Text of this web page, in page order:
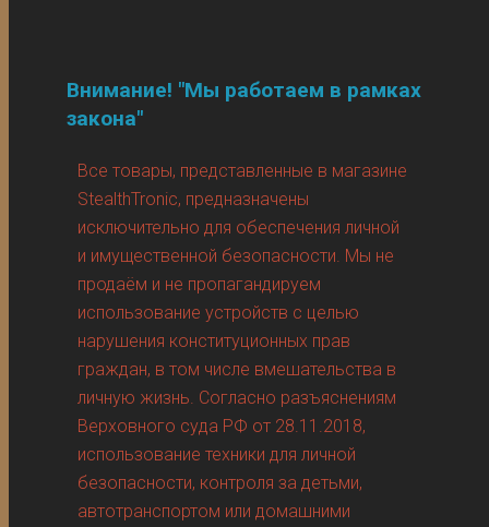
Внимание! "Мы работаем в рамках
закона"
Все товары, представленные в магазине
StealthTronic, предназначены
исключительно для обеспечения личной
и имущественной безопасности. Мы не
продаём и не пропагандируем
использование устройств с целью
нарушения конституционных прав
граждан, в том числе вмешательства в
личную жизнь. Согласно разъяснениям
Верховного суда РФ от 28.11.2018,
использование техники для личной
безопасности, контроля за детьми,
автотранспортом или домашними